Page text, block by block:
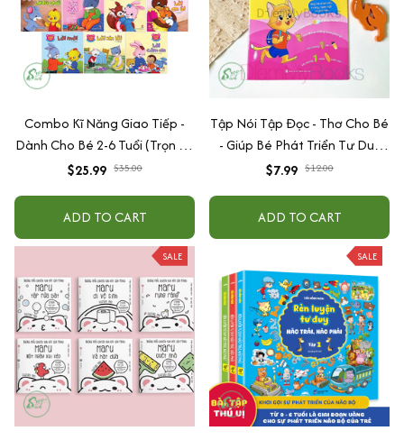
Combo Kĩ Năng Giao Tiếp -
Dành Cho Bé 2-6 Tuổi (Trọn Bộ
10 cuốn)
$25.99 $35.00
ADD TO CART
Tập Nói Tập Đọc - Thơ Cho Bé
- Giúp Bé Phát Triển Tư Duy
Ngôn Ngữ Và Giao Tiếp Cho
$7.99 $12.00
ADD TO CART
SALE SALE